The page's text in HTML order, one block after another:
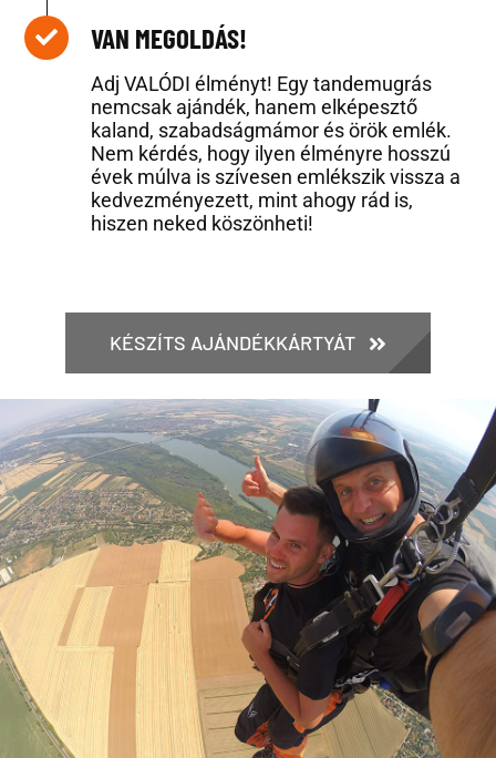
VAN MEGOLDÁS!
Adj VALÓDI élményt! Egy tandemugrás
nemcsak ajándék, hanem elképesztő
kaland, szabadságmámor és örök emlék.
Nem kérdés, hogy ilyen élményre hosszú
évek múlva is szívesen emlékszik vissza a
kedvezményezett, mint ahogy rád is,
hiszen neked köszönheti!
KÉSZÍTS AJÁNDÉKKÁRTYÁT